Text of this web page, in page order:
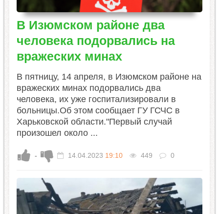
В Изюмском районе два
человека подорвались на
вражеских минах
В пятницу, 14 апреля, в Изюмском районе на
вражеских минах подорвались два
человека, их уже госпитализировали в
больницы.Об этом сообщает ГУ ГСЧС в
Харьковской области."Первый случай
произошел около ...
- 14.04.2023 19:10 449 0